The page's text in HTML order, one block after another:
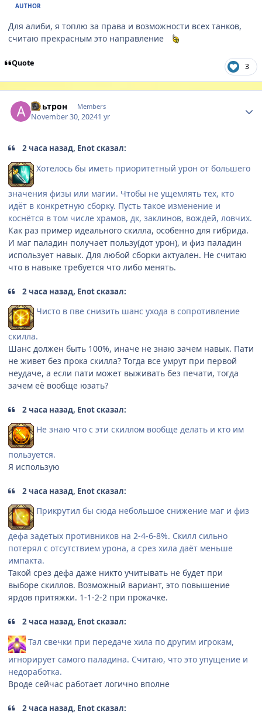
AUTHOR
Для алиби, я топлю за права и возможности всех танков,
считаю прекрасным это направление
Quote 3
Альтрон Members
November 30, 20241 yr
2 часа назад, Enot сказал:
Хотелось бы иметь приоритетный урон от большего
значения физы или магии. Чтобы не ущемлять тех, кто
идёт в конкретную сборку. Пусть такое изменение и
коснётся в том числе храмов, дк, заклинов, вождей, ловчих.
Как раз пример идеального скилла, особенно для гибрида.
И маг паладин получает пользу(дот урон), и физ паладин
использует навык. Для любой сборки актуален. Не считаю
что в навыке требуется что либо менять.
2 часа назад, Enot сказал:
Чисто в пве снизить шанс ухода в сопротивление
скилла.
Шанс должен быть 100%, иначе не знаю зачем навык. Пати
не живет без прока скилла? Тогда все умрут при первой
неудаче, а если пати может выживать без печати, тогда
зачем её вообще юзать?
2 часа назад, Enot сказал:
Не знаю что с эти скиллом вообще делать и кто им
пользуется.
Я использую
2 часа назад, Enot сказал:
Прикрутил бы сюда небольшое снижение маг и физ
дефа задетых противников на 2-4-6-8%. Скилл сильно
потерял с отсутствием урона, а срез хила даёт меньше
импакта.
Такой срез дефа даже никто учитывать не будет при
выборе скиллов. Возможный вариант, это повышение
ярдов притяжки. 1-1-2-2 при прокачке.
2 часа назад, Enot сказал:
Тал свечки при передаче хила по другим игрокам,
игнорирует самого паладина. Считаю, что это упущение и
недоработка.
Вроде сейчас работает логично вполне
2 часа назад, Enot сказал: